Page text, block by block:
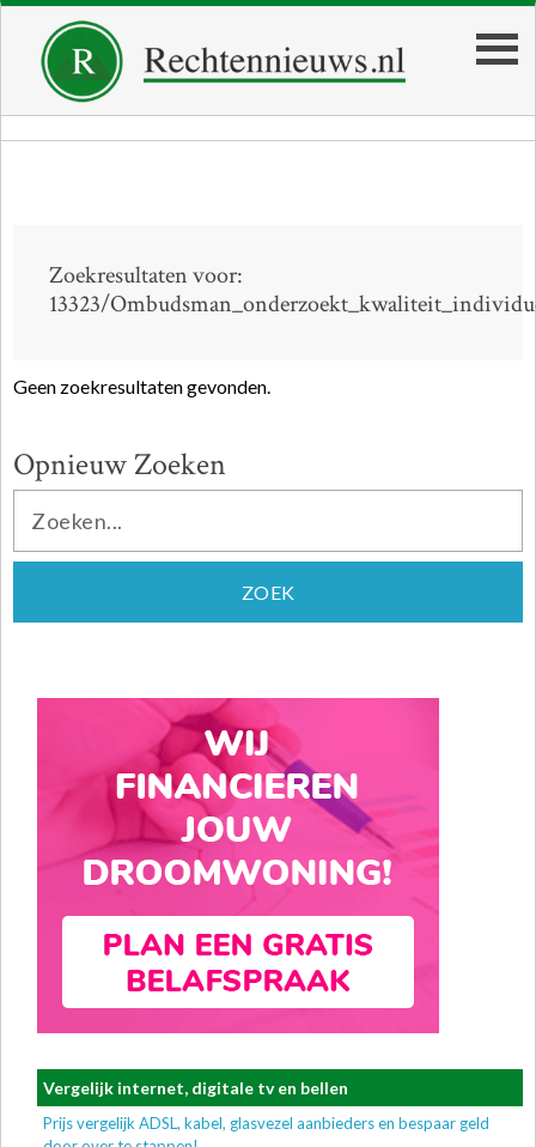
Zoekresultaten voor:
13323/
Geen zoekresultaten gevonden.
Opnieuw Zoeken
Vergelijk internet, digitale tv en bellen
Prijs vergelijk ADSL, kabel, glasvezel aanbieders en bespaar geld